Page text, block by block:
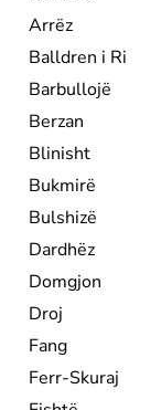
Arrëz
Balldren i Ri
Barbullojë
Berzan
Blinisht
Bukmirë
Bulshizë
Dardhëz
Domgjon
Droj
Fang
Ferr-Skuraj